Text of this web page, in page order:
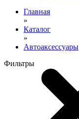
Главная
»
Каталог
»
Автоаксессуары
Фильтры